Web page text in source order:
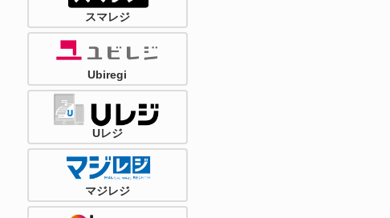
スマレジ
Ubiregi
Uレジ
マジレジ